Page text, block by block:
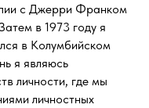
с Джерри Франком
в 1973 году я
в Колумбийском
я являюсь
личности, где мы
личностных